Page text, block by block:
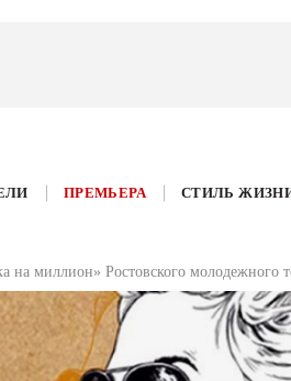
ПРЕМЬЕРА СТИЛЬ
на миллион» Ростовского молодежного